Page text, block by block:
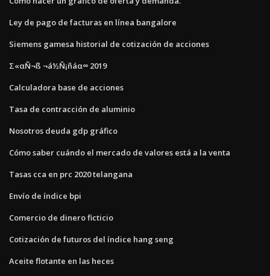
Ley de pago de facturas en línea bangalore
Siemens gamesa historial de cotización de acciones
Σ«αÑ¬ß ¬á½Ñ¡ñáα∞ 2019
Calculadora base de acciones
Tasa de contracción de aluminio
Nosotros deuda gdp gráfico
Cómo saber cuándo el mercado de valores está a la venta
Tasas cca en prc 2020 telangana
Envío de índice bpi
Comercio de dinero ficticio
Cotización de futuros del índice hang seng
Aceite flotante en las heces